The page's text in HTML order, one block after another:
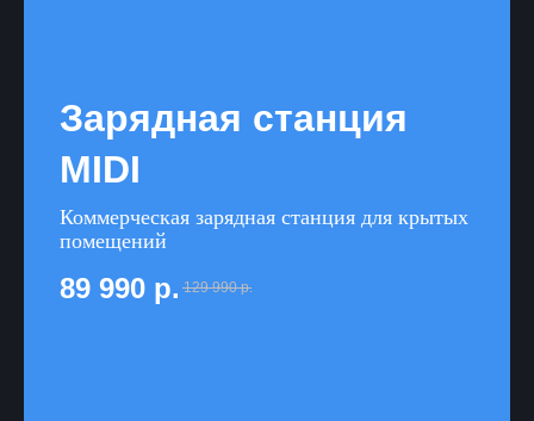
Зарядная станция
MIDI
Коммерческая зарядная станция для крытых
помещений
89 990 р. 129 990 р.